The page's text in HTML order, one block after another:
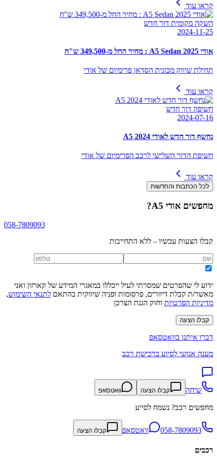
קראו עוד
השקה מקומית דור חדש
2024-11-25
אודי A5 Sedan 2025 : מחיר החל מ-349,500 ש"ח
תחילת שיווק מכונית הסדאן פרימיום של אודי
קראו עוד
חשיפה דור חדש
2024-07-16
נחשף דור חדש לאודי A5 2024
חשיפת הדור השלישי לרכב הפרימיום של אודי
קראו עוד
לכל הכתבות והחדשות
מחפשים אודי A5 ?
058-7809093
קבלו הצעות עכשיו – ללא התחייבות
ידוע לי שהפרטים שמסרתי לעיל ייכללו במאגרי המידע של קארזון ואני
מאשר/ת קבלת דיוורים, פרסומות ופניה שיווקית בהתאם לתנאי השימוש,
מדיניות הפרטיות וחוק הגנת הצרכן
קבלו הצעה
דברו איתנו בוואטסאפ
מענה אנושי לסיוע ברכישת רכב
שיחה קבלו הצעה וואטסאפ
מחפשים רכב? נשמח לסייע
058-7809093 וואטסאפ קבלו הצעה
רכבים